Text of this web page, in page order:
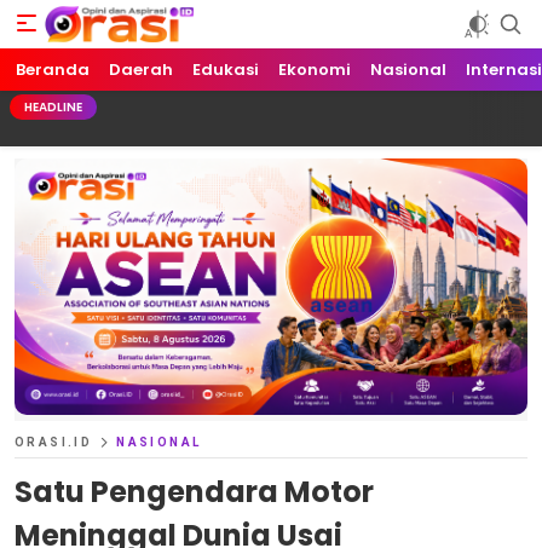
Orasi.ID
Opini dan Aspirasi!
Beranda Daerah Edukasi Ekonomi Nasional
HEADLINE
ORASI.ID NASIONAL
Satu Pengendara Motor
Meninggal Dunia Usai